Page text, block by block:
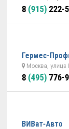
8 (915) 222-
Гермес-
Москва, улица
8 (495) 776-
ВИВат-Авто